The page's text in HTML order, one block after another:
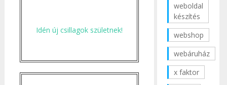
Idén új csillagok születnek!
weboldal
készítés
webshop
webáruház
x faktor